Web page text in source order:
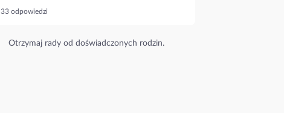
33 odpowiedzi
Otrzymaj rady od doświadczonych rodzin.